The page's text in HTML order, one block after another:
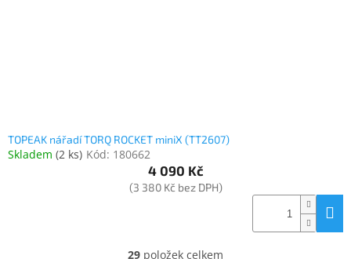
TOPEAK nářadí TORQ ROCKET miniX (TT2607)
Skladem (2 ks) Kód: 180662
4 090 Kč
(3 380 Kč bez DPH)
29 položek celkem